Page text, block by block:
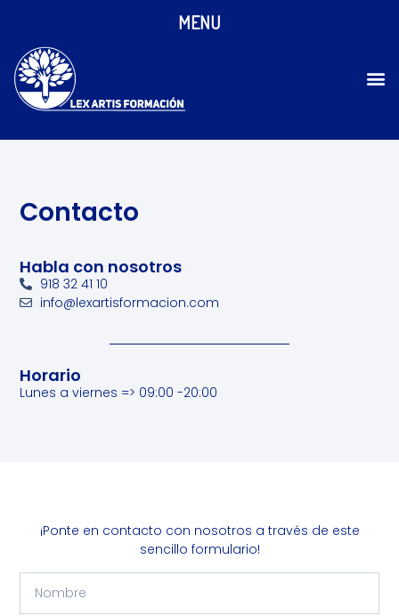
Contacto
Habla con nosotros
918 32 41 10
info@lexartisformacion.com
Horario
Lunes a viernes => 09:00 -20:00
¡Ponte en contacto con nosotros a través de este
sencillo formulario!
MENU